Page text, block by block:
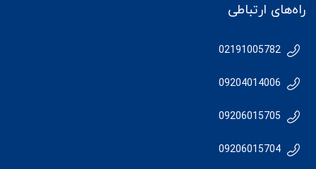
راه‌های ارتباطی
02191005782
09204014006
09206015705
09206015704